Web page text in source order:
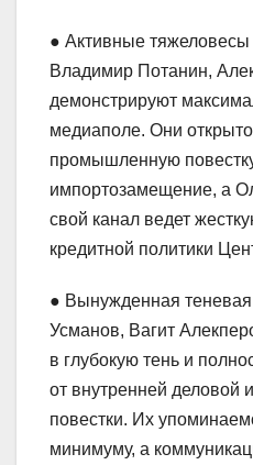
● Активные
Владимир Потанин,
демонстрируют
медиаполе. Они
промышленную
импортозамещение, а
свой канал ведет
кредитной политики
● Вынужденная
Усманов, Вагит
в глубокую тень и
от внутренней деловой
повестки. Их
минимуму, а